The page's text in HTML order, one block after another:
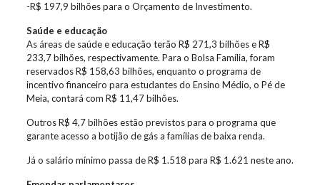
-R$ 197,9 bilhões para o Orçamento de Investimento.
Saúde e educação
As áreas de saúde e educação terão R$ 271,3 bilhões e R$
233,7 bilhões, respectivamente. Para o Bolsa Família, foram
reservados R$ 158,63 bilhões, enquanto o programa de
incentivo financeiro para estudantes do Ensino Médio, o Pé de
Meia, contará com R$ 11,47 bilhões.
Outros R$ 4,7 bilhões estão previstos para o programa que
garante acesso a botijão de gás a famílias de baixa renda.
Já o salário mínimo passa de R$ 1.518 para R$ 1.621 neste ano.